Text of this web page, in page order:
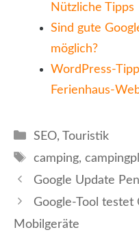
Nützliche Tipps
Sind gute
möglich?
WordPress-
Ferienhaus-
Kategorien
SEO, Touristik
Schlagwörter
camping,
Google Update
Google-Tool
Mobilgeräte